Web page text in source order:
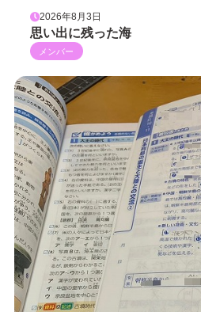
2026年8月3日
思い出に残った海
メンバー